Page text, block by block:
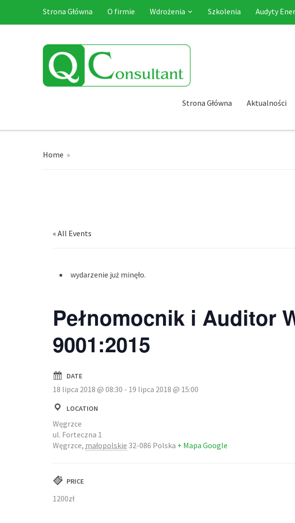
Strona Główna O firmie Wdrożenia Szkolenia Audyty
Strona Główna Aktualności
Home »
« All Events
wydarzenie już minęło.
Pełnomocnik i Auditor
9001:2015
DATE
18 lipca 2018 @ 08:30 - 19 lipca 2018 @ 15:00
LOCATION
Węgrzce
ul. Forteczna 1
Węgrzce, małopolskie 32-086 Polska + Mapa Google
PRICE
1200zł